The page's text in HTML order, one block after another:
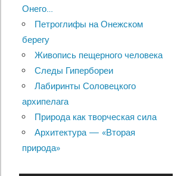
Онего…
Петроглифы на Онежском
берегу
Живопись пещерного человека
Следы Гипербореи
Лабиринты Соловецкого
архипелага
Природа как творческая сила
Архитектура — «Вторая
природа»